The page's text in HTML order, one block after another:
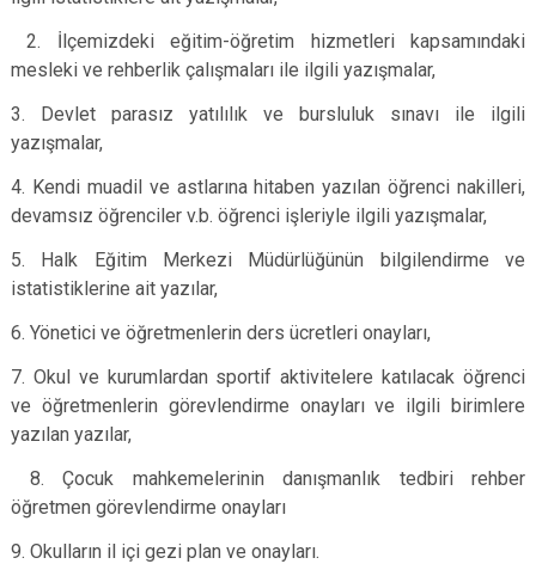
2. İlçemizdeki eğitim-öğretim hizmetleri kapsamındaki
mesleki ve rehberlik çalışmaları ile ilgili yazışmalar,
3. Devlet parasız yatılılık ve bursluluk sınavı ile ilgili
yazışmalar,
4. Kendi muadil ve astlarına hitaben yazılan öğrenci nakilleri,
devamsız öğrenciler v.b. öğrenci işleriyle ilgili yazışmalar,
5. Halk Eğitim Merkezi Müdürlüğünün bilgilendirme ve
istatistiklerine ait yazılar,
6. Yönetici ve öğretmenlerin ders ücretleri onayları,
7. Okul ve kurumlardan sportif aktivitelere katılacak öğrenci
ve öğretmenlerin görevlendirme onayları ve ilgili birimlere
yazılan yazılar,
8. Çocuk mahkemelerinin danışmanlık tedbiri rehber
öğretmen görevlendirme onayları
9. Okulların il içi gezi plan ve onayları.